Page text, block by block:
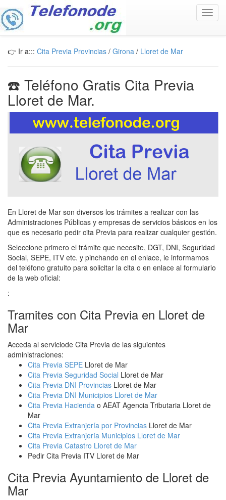
👉 Ir a::: Cita Previa Provincias / Girona / Lloret de Mar
☎️ Teléfono Gratis Cita Previa
Lloret de Mar.
En Lloret de Mar son diversos los trámites a realizar con las
Administraciones Públicas y empresas de servicios básicos en los
que es necesario pedir cita Previa para realizar cualquier gestión.
Seleccione primero el trámite que necesite, DGT, DNI, Seguridad
Social, SEPE, ITV etc. y pinchando en el enlace, le informamos
del teléfono gratuito para solicitar la cita o en enlace al formulario
de la web oficial:
:
Tramites con Cita Previa en Lloret de
Mar
Acceda al serviciode Cita Previa de las siguientes
administraciones:
Cita Previa SEPE Lloret de Mar
Cita Previa Seguridad Social Lloret de Mar
Cita Previa DNI Provincias Lloret de Mar
Cita Previa DNI Municipios Lloret de Mar
Cita Previa Hacienda o AEAT Agencia Tributaria Lloret de
Mar
Cita Previa Extranjería por Provincias Lloret de Mar
Cita Previa Extranjería Municipios Lloret de Mar
Cita Previa Catastro Lloret de Mar
Pedir Cita Previa ITV Lloret de Mar
Cita Previa Ayuntamiento de Lloret de
Mar